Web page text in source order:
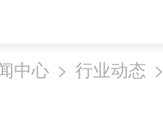
中心 > 行业动态